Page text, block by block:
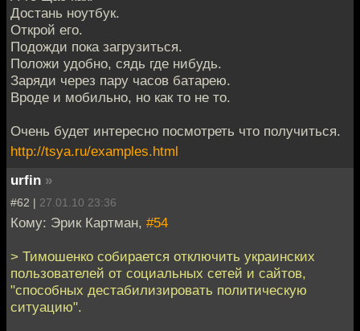
Достань ноутбук.
Открой его.
Подожди пока загрузиться.
Положи удобно, сядь где нибудь.
Заряди через пару часов батарею.
Вроде и мобильно, но как то не то.
Очень будет интересно посмотреть что получиться.
http://tsya.ru/examples.html
urfin »
#62 | 27.01.10 23:36
Кому: Эрик Картман, #54
> Тимошенко собирается отключить украинских
пользователей от социальных сетей и сайтов,
"способных дестабилизировать политическую
ситуацию".